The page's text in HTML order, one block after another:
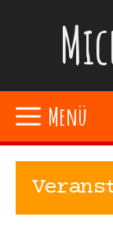
Menü